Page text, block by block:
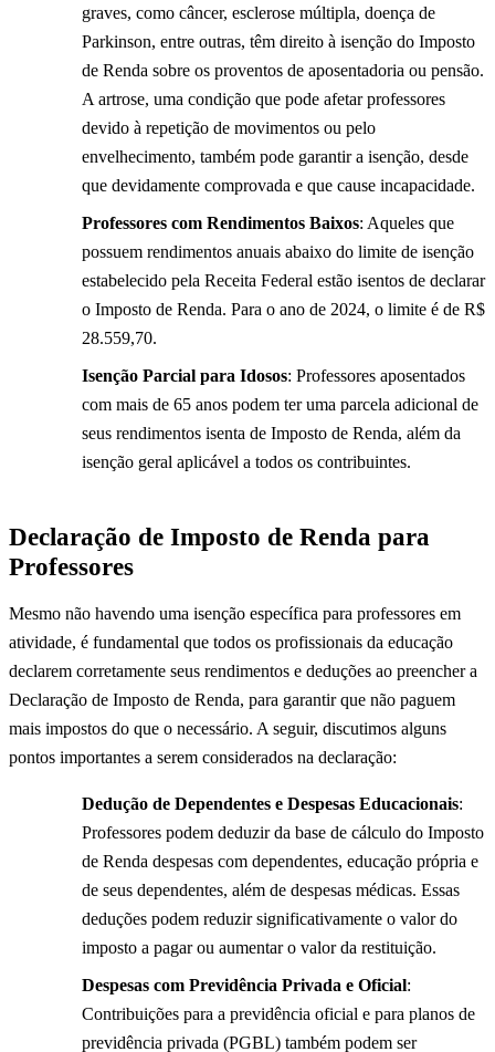
graves, como câncer, esclerose múltipla, doença de
Parkinson, entre outras, têm direito à isenção do Imposto
de Renda sobre os proventos de aposentadoria ou pensão.
A artrose, uma condição que pode afetar professores
devido à repetição de movimentos ou pelo
envelhecimento, também pode garantir a isenção, desde
que devidamente comprovada e que cause incapacidade.
Professores com Rendimentos Baixos: Aqueles que
possuem rendimentos anuais abaixo do limite de isenção
estabelecido pela Receita Federal estão isentos de declarar
o Imposto de Renda. Para o ano de 2024, o limite é de R$
28.559,70.
Isenção Parcial para Idosos: Professores aposentados
com mais de 65 anos podem ter uma parcela adicional de
seus rendimentos isenta de Imposto de Renda, além da
isenção geral aplicável a todos os contribuintes.
Declaração de Imposto de Renda para
Professores
Mesmo não havendo uma isenção específica para professores em
atividade, é fundamental que todos os profissionais da educação
declarem corretamente seus rendimentos e deduções ao preencher a
Declaração de Imposto de Renda, para garantir que não paguem
mais impostos do que o necessário. A seguir, discutimos alguns
pontos importantes a serem considerados na declaração:
Dedução de Dependentes e Despesas Educacionais:
Professores podem deduzir da base de cálculo do Imposto
de Renda despesas com dependentes, educação própria e
de seus dependentes, além de despesas médicas. Essas
deduções podem reduzir significativamente o valor do
imposto a pagar ou aumentar o valor da restituição.
Despesas com Previdência Privada e Oficial:
Contribuições para a previdência oficial e para planos de
previdência privada (PGBL) também podem ser